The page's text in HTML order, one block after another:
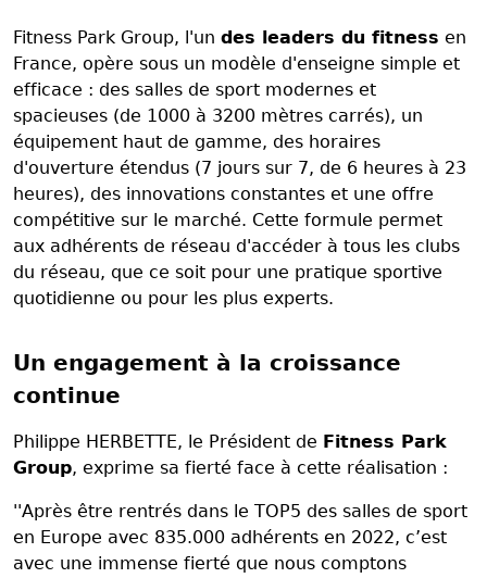
Fitness Park Group, l'un des leaders du fitness en
France, opère sous un modèle d'enseigne simple et
efficace : des salles de sport modernes et
spacieuses (de 1000 à 3200 mètres carrés), un
équipement haut de gamme, des horaires
d'ouverture étendus (7 jours sur 7, de 6 heures à 23
heures), des innovations constantes et une offre
compétitive sur le marché. Cette formule permet
aux adhérents de réseau d'accéder à tous les clubs
du réseau, que ce soit pour une pratique sportive
quotidienne ou pour les plus experts.
Un engagement à la croissance
continue
Philippe HERBETTE, le Président de Fitness Park
Group, exprime sa fierté face à cette réalisation :
''Après être rentrés dans le TOP5 des salles de sport
en Europe avec 835.000 adhérents en 2022, c’est
avec une immense fierté que nous comptons